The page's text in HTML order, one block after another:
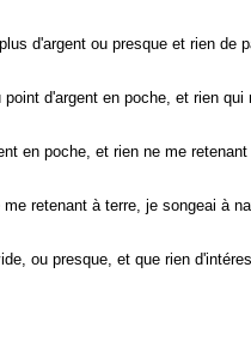
d'argent ou presque et rien de
d'argent en poche, et rien
poche, et rien ne me
retenant à terre, je songeai à
ou presque, et que rien